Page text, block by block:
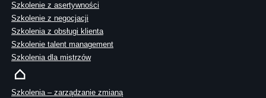
Szkolenie z asertywności
Szkolenie z negocjacji
Szkolenia z obsługi klienta
Szkolenie talent management
Szkolenia dla mistrzów
Szkolenia – zarządzanie zmianą